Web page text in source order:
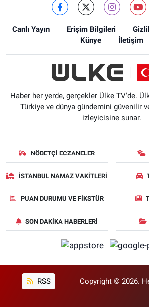
Canlı Yayın Erişim Bilgileri
Künye
İletişim
Haber her yerde, gerçekler Ülke TV'de.
Türkiye ve dünya gündemini güvenilir
izleyicisine sunar.
NÖBETÇI ECZANELER
İSTANBUL NAMAZ VAKITLERI
PUAN DURUMU VE FIKSTÜR
SON DAKIKA HABERLERI
RSS Copyright © 2026.